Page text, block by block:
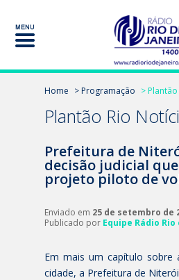
Home > Programação >
Plantão Rio
Prefeitura de
decisão judicial
projeto piloto de
Enviado em 25 de setembro de
Publicado por Equipe Rádio Rio
Em mais um capítulo sobre
cidade, a Prefeitura de